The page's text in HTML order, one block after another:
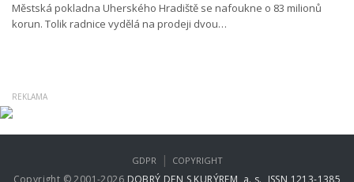
Městská pokladna Uherského Hradiště se nafoukne o 83 milionů
korun. Tolik radnice vydělá na prodeji dvou…
Copyright © 2001-2026 DOBRÝ DEN S KURÝREM, a. s., ISSN 1213-1385
GDPR | COPYRIGHT